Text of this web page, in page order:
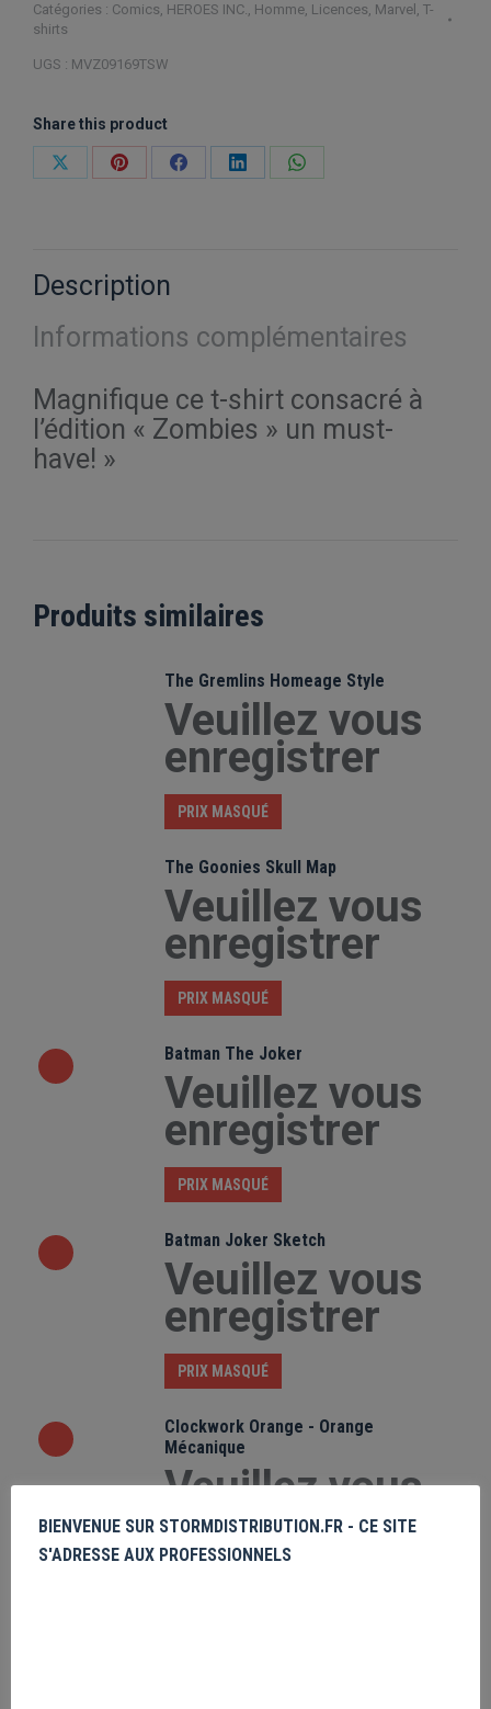
Zombies
Cap
Catégories : Comics, HEROES INC., Homme, Licences, Marvel , T-
shirts
UGS : MVZ09169TSW
Share this product
PartagerPartagerPartagerPartagerPartager
Description
Informations complémentaires
Magnifique ce t-shirt consacré à
l’édition « Zombies » un must-
have! »
Produits similaires
The Gremlins Homeage Style
Veuillez vous
enregistrer
PRIX MASQUÉ
The Goonies Skull Map
Veuillez vous
enregistrer
PRIX MASQUÉ
Batman The Joker
Veuillez vous
enregistrer
PRIX MASQUÉ
Batman Joker Sketch
Veuillez vous
enregistrer
PRIX MASQUÉ
Clockwork Orange - Orange
Mécanique
Veuillez vous
enregistrer
BIENVENUE SUR STORMDISTRIBUTION.FR - CE SITE
S'ADRESSE AUX PROFESSIONNELS